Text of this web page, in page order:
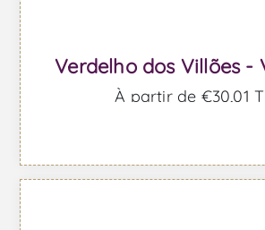
Verdelho dos Villões -
À partir de €30,01